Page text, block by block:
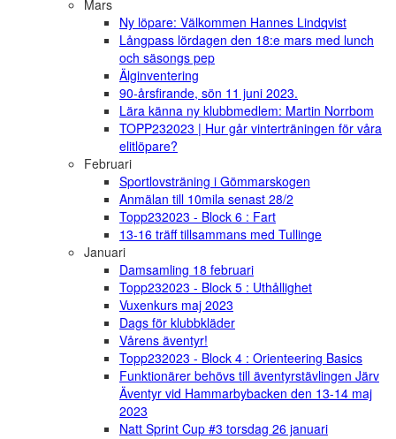
Mars
Ny löpare: Välkommen Hannes Lindqvist
Långpass lördagen den 18:e mars med lunch
och säsongs pep
Älginventering
90-årsfirande, sön 11 juni 2023.
Lära känna ny klubbmedlem: Martin Norrbom
TOPP232023 | Hur går vinterträningen för våra
elitlöpare?
Februari
Sportlovsträning i Gömmarskogen
Anmälan till 10mila senast 28/2
Topp232023 - Block 6 : Fart
13-16 träff tillsammans med Tullinge
Januari
Damsamling 18 februari
Topp232023 - Block 5 : Uthållighet
Vuxenkurs maj 2023
Dags för klubbkläder
Vårens äventyr!
Topp232023 - Block 4 : Orienteering Basics
Funktionärer behövs till äventyrstävlingen Järv
Äventyr vid Hammarbybacken den 13-14 maj
2023
Natt Sprint Cup #3 torsdag 26 januari